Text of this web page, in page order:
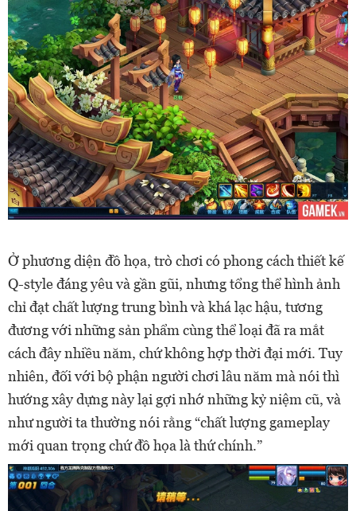
Ở phương diện đồ họa, trò chơi có phong cách thiết kế
Q-style đáng yêu và gần gũi, nhưng tổng thể hình ảnh
chỉ đạt chất lượng trung bình và khá lạc hậu, tương
đương với những sản phẩm cùng thể loại đã ra mắt
cách đây nhiều năm, chứ không hợp thời đại mới. Tuy
nhiên, đối với bộ phận người chơi lâu năm mà nói thì
hướng xây dựng này lại gợi nhớ những kỷ niệm cũ, và
như người ta thường nói rằng “chất lượng gameplay
mới quan trọng chứ đồ họa là thứ chính.”